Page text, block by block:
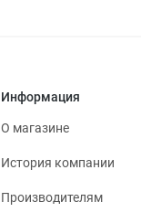
Информация
О магазине
История компании
Производителям